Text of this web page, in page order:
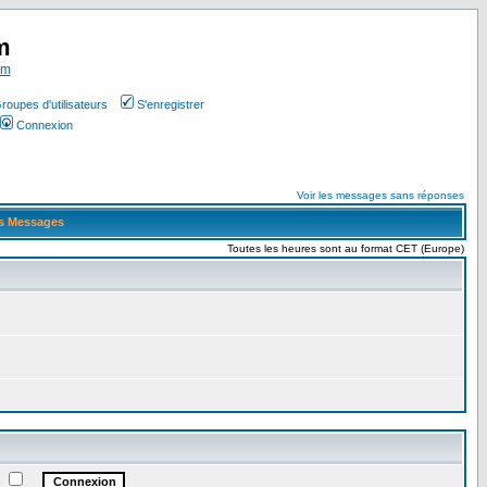
d'utilisateurs
S'enregistrer
Connexion
Voir les messages sans réponses
Messages
Toutes les heures sont au format CET (Europe)